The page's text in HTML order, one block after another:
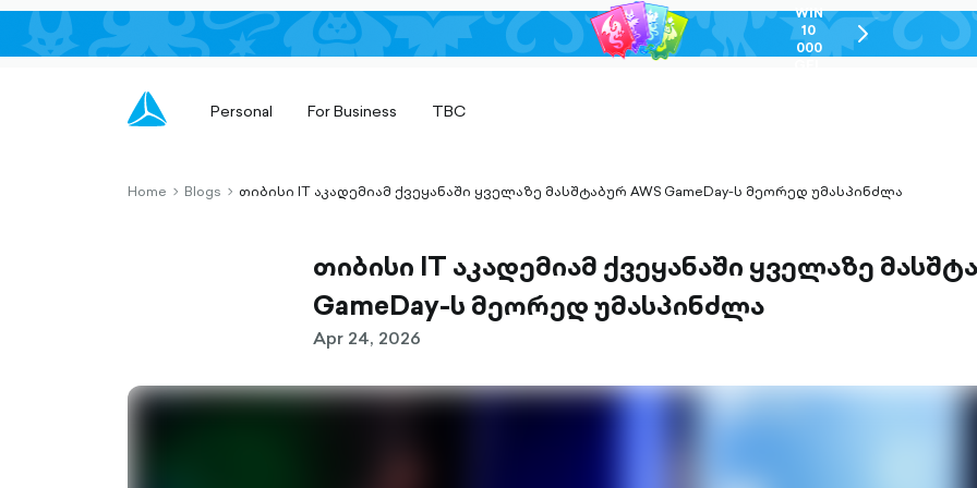
WIN
10
000
chevron-
right-
Personal For Business TBC
Home chevron-
Blogs chevron-
თიბისი IT აკადემიამ ქვეყანაში ყველაზე მასშტაბურ AWS GameDay-ს მეორედ უმასპინძლა
თიბისი IT აკადემიამ ქვეყანაში ყველაზე
GameDay-ს მეორედ უმასპინძლა
Apr 24, 2026